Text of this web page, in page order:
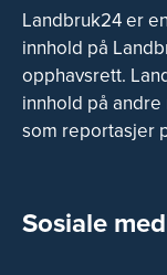
Landbruk24 er
innhold på
opphavsrett.
innhold på
som reportasjer
Sosiale